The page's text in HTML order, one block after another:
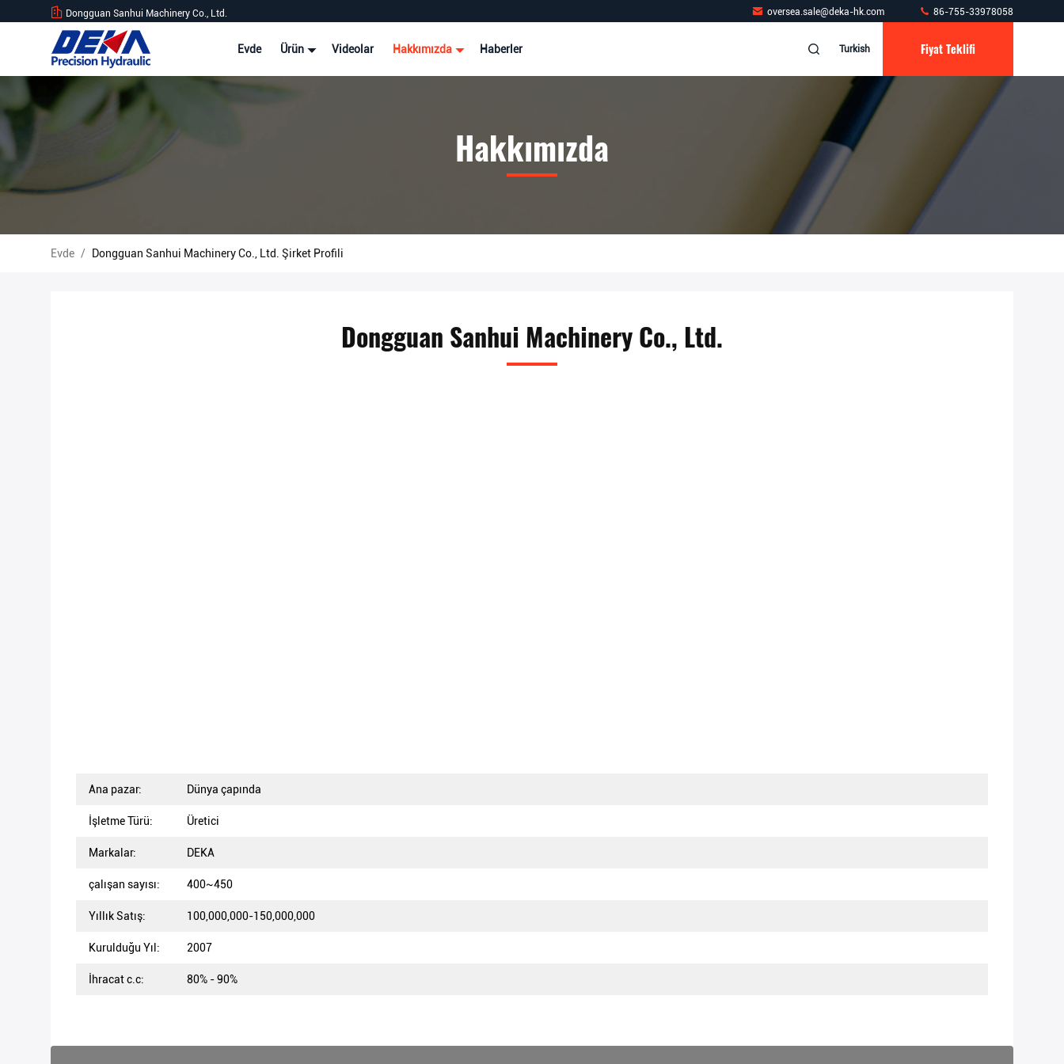
Dongguan Sanhui Machinery Co., Ltd. oversea.sale@deka-hk.com 86-755-33978058
Evde Ürün Videolar Hakkımızda Haberler Turkish Fiyat Teklifi
Hakkımızda
Evde / Dongguan Sanhui Machinery Co., Ltd. Şirket Profili
Dongguan Sanhui Machinery Co., Ltd.
Ana pazar: Dünya çapında
İşletme Türü: Üretici
Markalar: DEKA
çalışan sayısı: 400~450
Yıllık Satış: 100,000,000-150,000,000
Kurulduğu Yıl: 2007
İhracat c.c: 80% - 90%